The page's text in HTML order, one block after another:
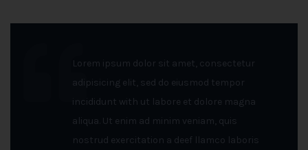
Lorem ipsum dolor sit amet, consectetur
adipisicing elit, sed do eiusmod tempor
incididunt with ut labore et dolore magna
aliqua. Ut enim ad minim veniam, quis
nostrud exercitation a deef llamco laboris